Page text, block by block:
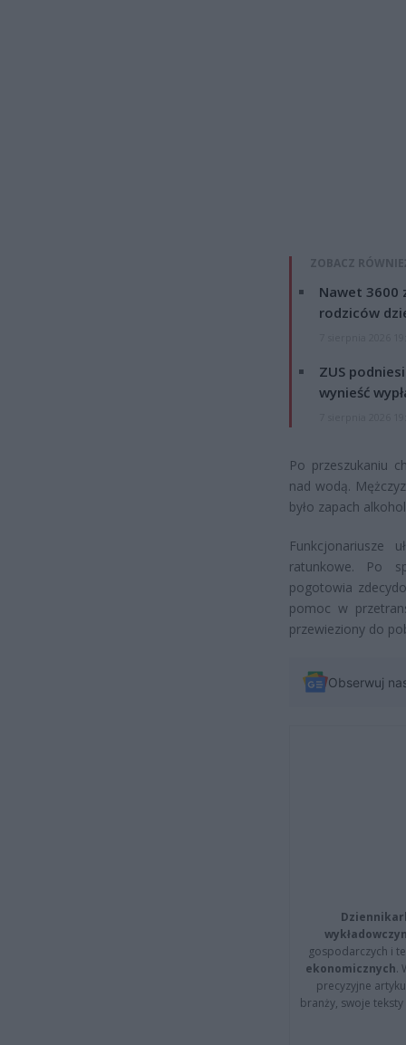
ZOBACZ
Nawet 3600
rodziców
ZUS
wynieść
Po przeszukaniu
nad wodą.
było zapach
Funkcjonariusze
ratunkowe. Po
pogotowia
pomoc w
przewieziony do
Obserwuj
gospodarczych i
ekonomicznych.
precyzyjne
branży, swoje